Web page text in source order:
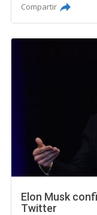
Compartir
Elon Musk
Twitter